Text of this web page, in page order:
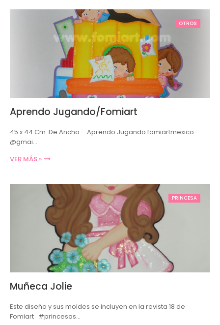
OTROS
Aprendo Jugando/Fomiart
45 x 44 Cm. De Ancho Aprendo Jugando fomiartmexico
@gmai…
VER MÁS »
PRINCESA
Muñeca Jolie
Este diseño y sus moldes se incluyen en la revista 18 de
Fomiart #princesas…